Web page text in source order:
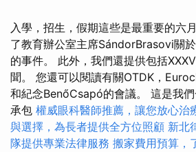
入學，招生，假期這些是最重要的六
了教育辦公室主席SándorBrasovi關
的事件。 此外，我們還提供包括
聞。 您還可以閱讀有關OTDK，
和紀念BenőCsapó的會議。 這是我
承包 權威眼科醫師推薦，讓您放心治
與選擇，為長者提供全方位照顧 新北
隊提供專業法律服務 搬家費用預算，